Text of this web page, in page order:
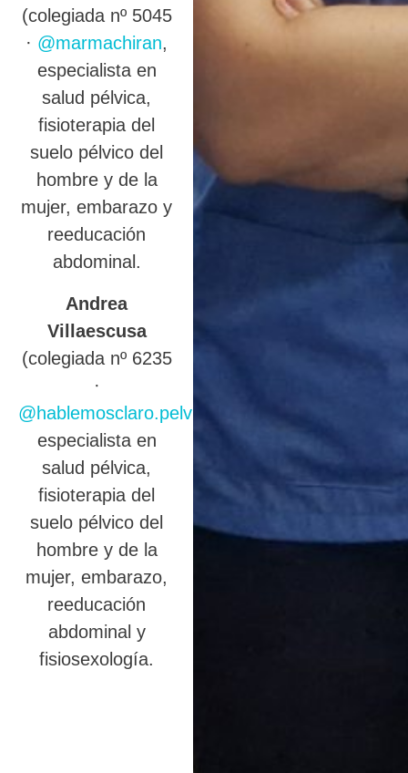
(colegiada nº 5045
· @marmachiran,
especialista en
salud pélvica,
fisioterapia del
suelo pélvico del
hombre y de la
mujer, embarazo y
reeducación
abdominal.
Andrea
Villaescusa
(colegiada nº 6235
·
@hablemosclaro.pelvic
),
especialista en
salud pélvica,
fisioterapia del
suelo pélvico del
hombre y de la
mujer, embarazo,
reeducación
abdominal y
fisiosexología.